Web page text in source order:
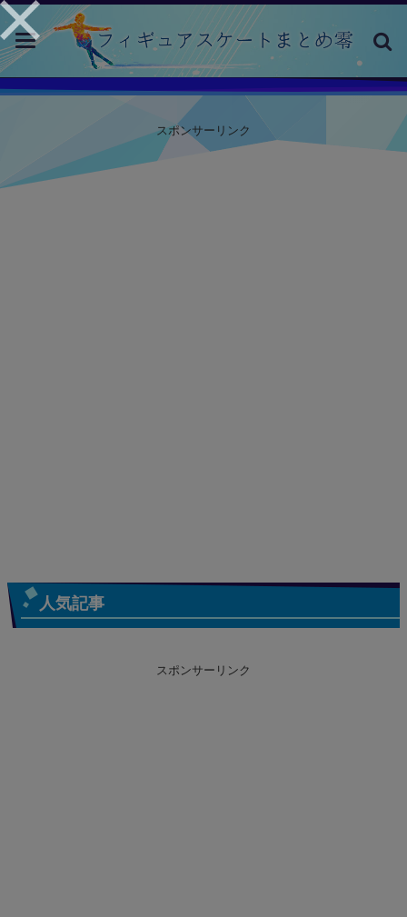
toggle
navigation
スポンサーリンク
人気記事
スポンサーリンク